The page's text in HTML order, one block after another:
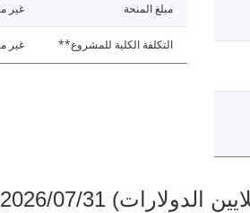
مبلغ المنحة غير
التكلفة الكلية للمشروع** غير
2026/07/31